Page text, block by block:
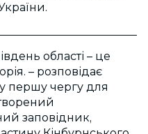
області – це
– розповідає
першу чергу для
заповідник,